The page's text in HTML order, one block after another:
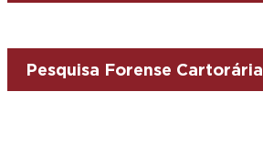
Pesquisa Forense Cartorária